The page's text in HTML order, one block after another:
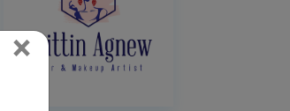
× Close